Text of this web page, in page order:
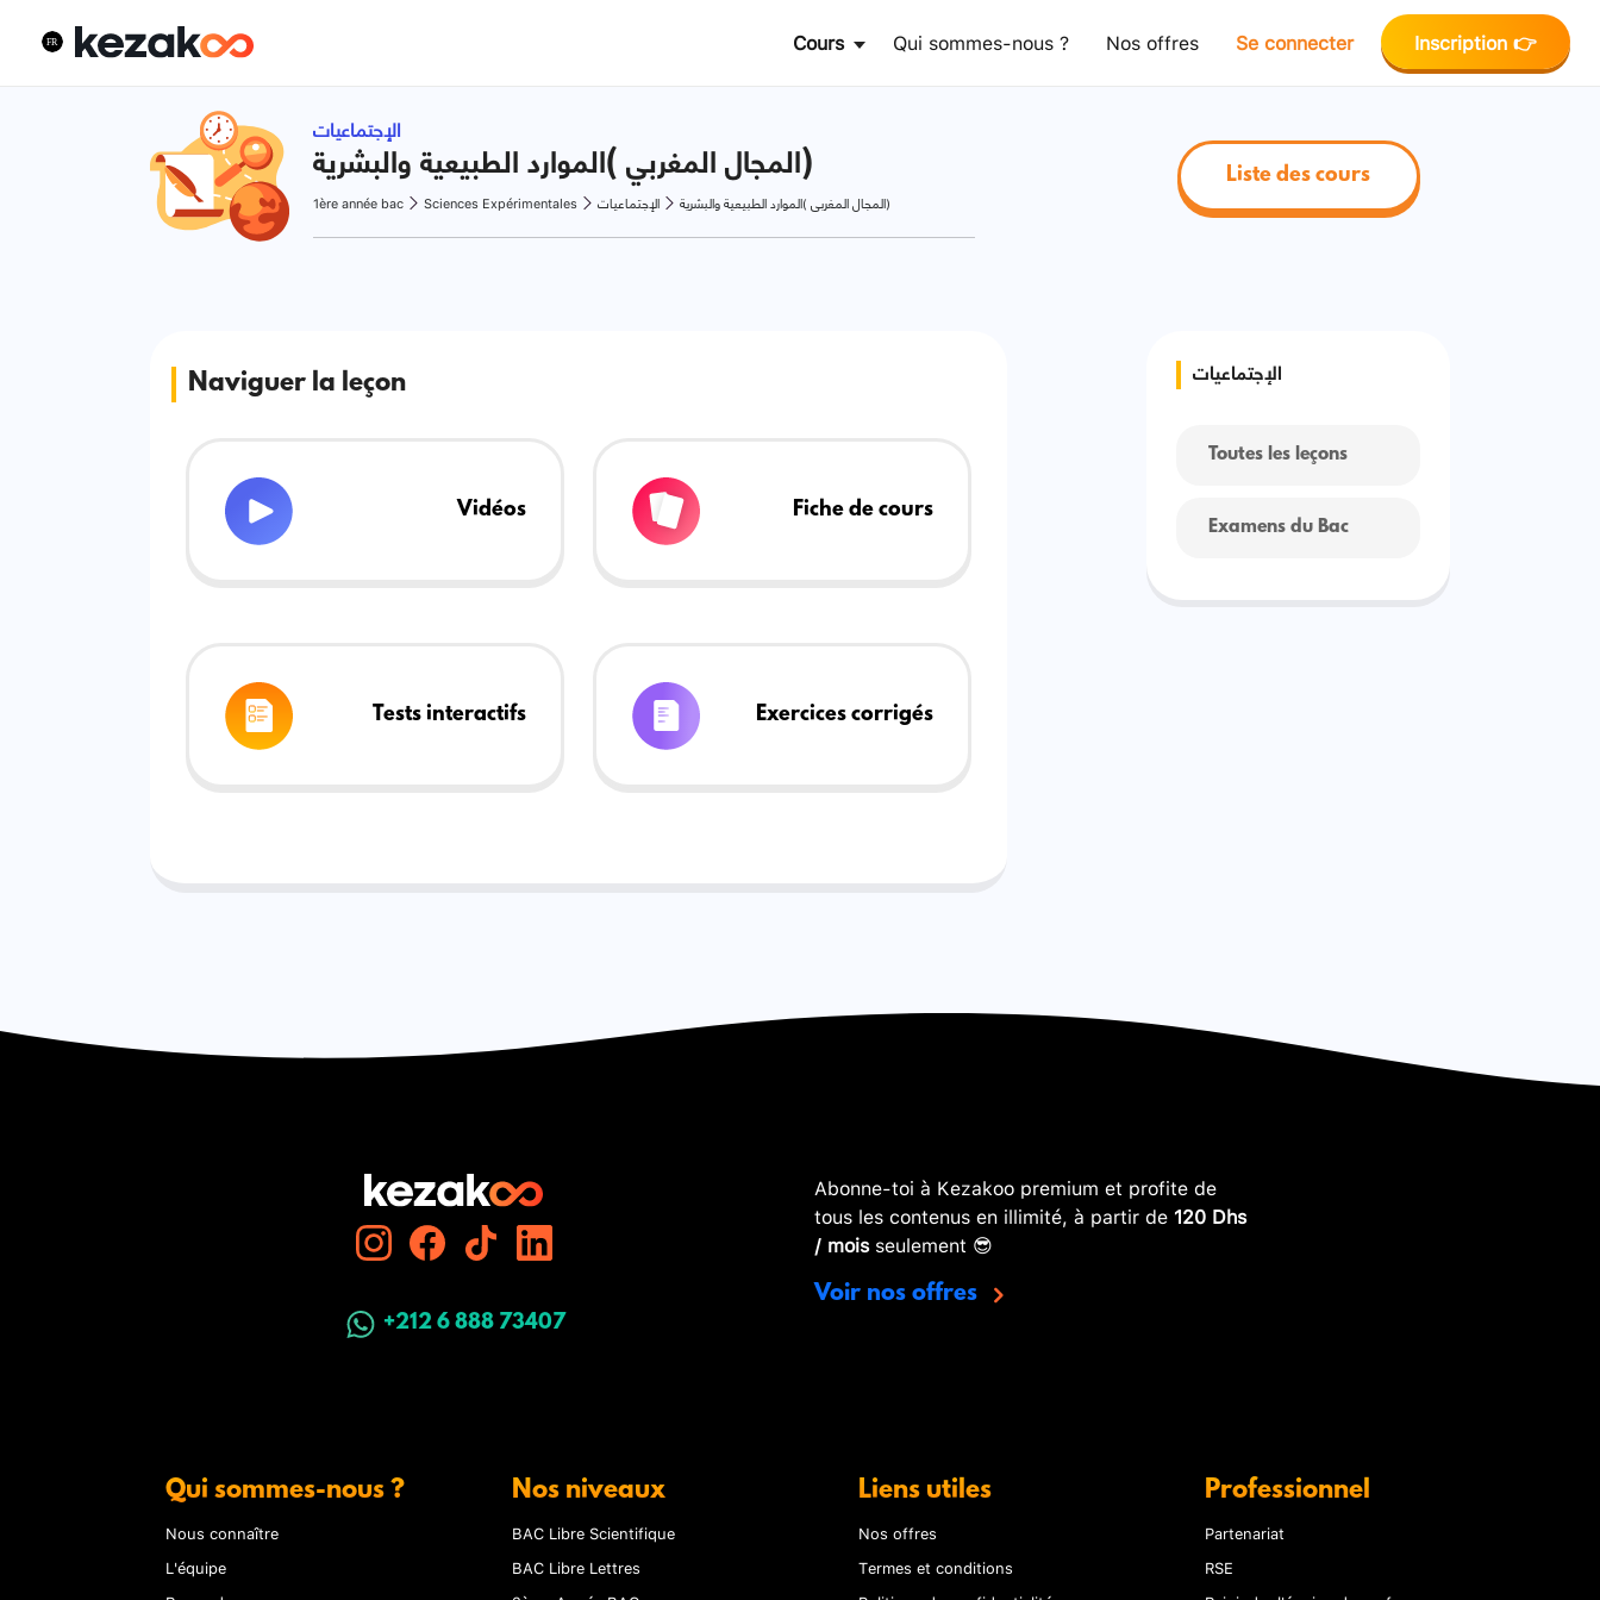
Cours Qui sommes-nous ? Nos offres Se connecter Inscription 👉
الإجتماعيات
المجال المغربي )الموارد الطبيعية والبشرية)
1ère année bac Sciences Expérimentales الإجتماعيات المجال المغربي )الموارد الطبيعية والبشرية)
Liste des cours
Naviguer la leçon
Vidéos Fiche de cours
Tests interactifs Exercices corrigés
الإجتماعيات
Toutes les leçons
Examens du Bac
+212 6 888 73407
Abonne-toi à Kezakoo premium et profite de
tous les contenus en illimité, à partir de 120 Dhs
/ moisseulement 😎
Voir nos offres
Qui sommes-nous ?
Nous connaître
L'équipe
Nos niveaux
BAC Libre Scientifique
BAC Libre Lettres
Liens utiles
Nos offres
Termes et conditions
Professionnel
Partenariat
RSE